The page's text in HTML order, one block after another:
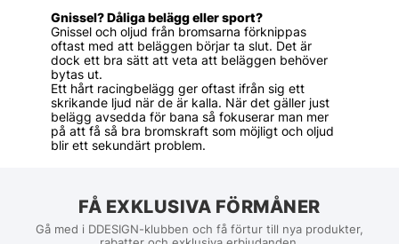
Gnissel? Dåliga belägg eller sport?
Gnissel och oljud från bromsarna förknippas
oftast med att beläggen börjar ta slut. Det är
dock ett bra sätt att veta att beläggen behöver
bytas ut.
Ett hårt racingbelägg ger oftast ifrån sig ett
skrikande ljud när de är kalla. När det gäller just
belägg avsedda för bana så fokuserar man mer
på att få så bra bromskraft som möjligt och oljud
blir ett sekundärt problem.
FÅ EXKLUSIVA FÖRMÅNER
Gå med i DDESIGN-klubben och få förtur till nya produkter,